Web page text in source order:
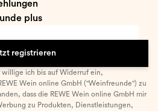
plus
registrieren
ich bis auf Widerruf ein,
Wein online GmbH ("Weinfreunde") zu
dass die REWE Wein online GmbH mir
zu Produkten, Dienstleistungen,